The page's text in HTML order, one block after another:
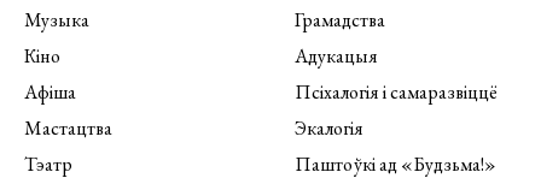
Музыка
Кіно
Афіша
Мастацтва
Тэатр
Грамадства
Адукацыя
Псіхалогія і самаразвіццё
Экалогія
Паштоўкі ад «Будзьма!»